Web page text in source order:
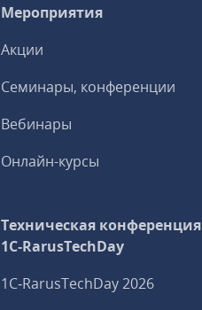
Мероприятия
Акции
Семинары, конференции
Вебинары
Онлайн-курсы
Техническая конференция
1C‑RarusTechDay
1C‑RarusTechDay 2026